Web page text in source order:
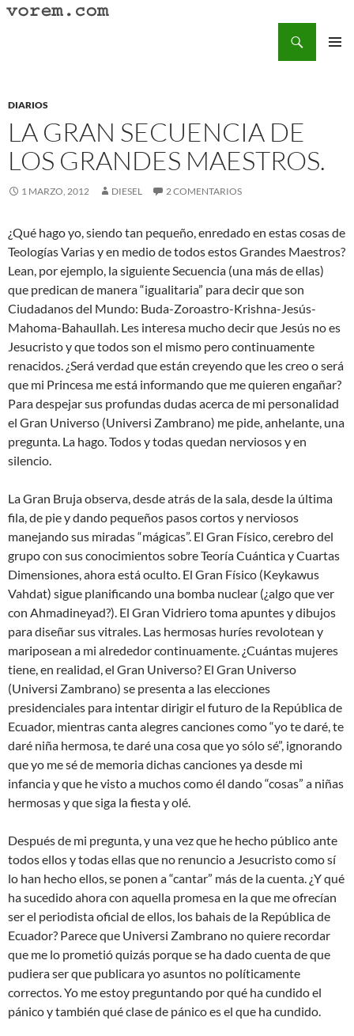
Saltar
DIARIOS
LA GRAN SECUENCIA DE
LOS GRANDES MAESTROS.
1 MARZO, 2012 DIESEL 2 COMENTARIOS
¿Qué hago yo, siendo tan pequeño, enredado en estas cosas de
Teologías Varias y en medio de todos estos Grandes Maestros?
Lean, por ejemplo, la siguiente Secuencia (una más de ellas)
que predican de manera “igualitaria” para decir que son
Ciudadanos del Mundo: Buda-Zoroastro-Krishna-Jesús-
Mahoma-Bahaullah. Les interesa mucho decir que Jesús no es
Jesucristo y que todos son el mismo pero continuamente
renacidos. ¿Será verdad que están creyendo que les creo o será
que mi Princesa me está informando que me quieren engañar?
Para despejar sus profundas dudas acerca de mi personalidad
el Gran Universo (Universi Zambrano) me pide, anhelante, una
pregunta. La hago. Todos y todas quedan nerviosos y en
silencio.
La Gran Bruja observa, desde atrás de la sala, desde la última
fila, de pie y dando pequeños pasos cortos y nerviosos
manejando sus miradas “mágicas”. El Gran Físico, cerebro del
grupo con sus conocimientos sobre Teoría Cuántica y Cuartas
Dimensiones, ahora está oculto. El Gran Físico (Keykawus
Vahdat) sigue planificando una bomba nuclear (¿algo que ver
con Ahmadineyad?). El Gran Vidriero toma apuntes y dibujos
para diseñar sus vitrales. Las hermosas huríes revolotean y
mariposean a mi alrededor continuamente. ¿Cuántas mujeres
tiene, en realidad, el Gran Universo? El Gran Universo
(Universi Zambrano) se presenta a las elecciones
presidenciales para intentar dirigir el futuro de la República de
Ecuador, mientras canta alegres canciones como “yo te daré, te
daré niña hermosa, te daré una cosa que yo sólo sé”, ignorando
que yo me sé de memoria dichas canciones ya desde mi
infancia y que he visto a muchos como él dando “cosas” a niñas
hermosas y que siga la fiesta y olé.
Después de mi pregunta, y una vez que he hecho público ante
todos ellos y todas ellas que no renuncio a Jesucristo como sí
lo han hecho ellos, se ponen a “cantar” más de la cuenta. ¿Y qué
ha sucedido ahora con aquella promesa en la que me ofrecían
ser el periodista oficial de ellos, los bahais de la República de
Ecuador? Parece que Universi Zambrano no quiere recordar
que me lo prometió quizás porque se ha dado cuenta de que
pudiera ser que publicara yo asuntos no políticamente
correctos. Yo me estoy preguntando por qué ha cundido el
pánico y también qué clase de pánico es el que ha cundido.